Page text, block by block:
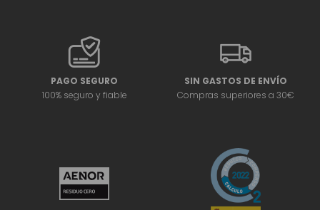
PAGO SEGURO
100% seguro y fiable
SIN GASTOS DE ENVÍO
Compras superiores a 30€